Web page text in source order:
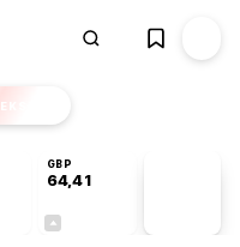
EKSTRA
GBP
64,41